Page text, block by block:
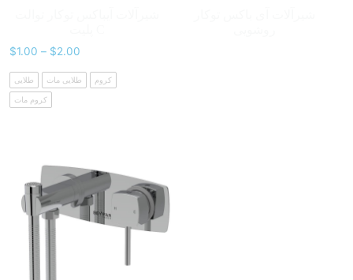
$1.00 – $2.00
طلایی طلایی مات کروم
کروم مات